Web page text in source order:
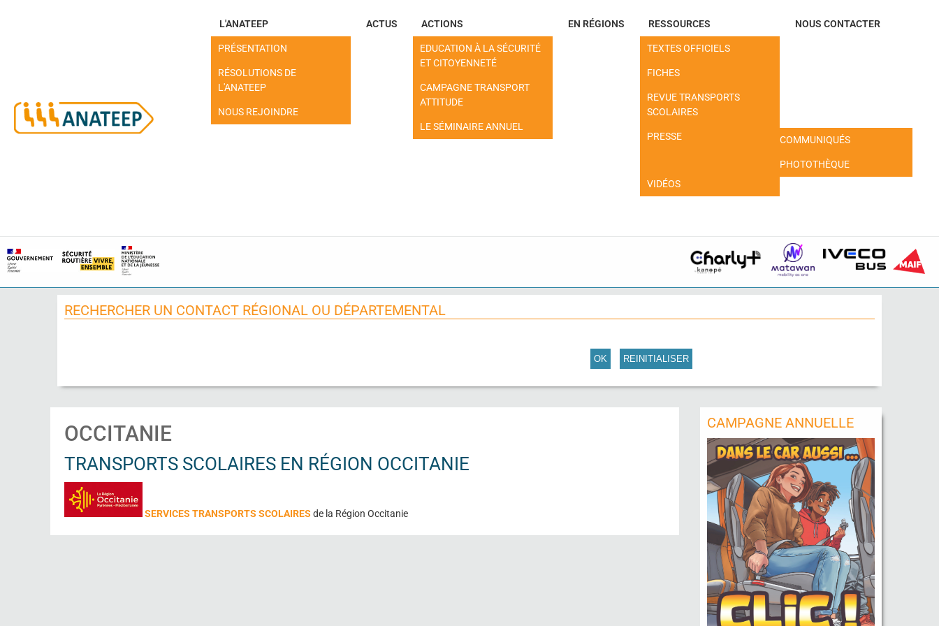
L'ANATEEP
PRÉSENTATION
RÉSOLUTIONS DE
L'ANATEEP
NOUS REJOINDRE
ACTUS ACTIONS
EDUCATION À LA SÉCURITÉ
ET CITOYENNETÉ
CAMPAGNE TRANSPORT
ATTITUDE
LE SÉMINAIRE ANNUEL
EN RÉGIONS RESSOURCES
TEXTES OFFICIELS
FICHES
REVUE TRANSPORTS
SCOLAIRES
PRESSE COMMUNIQUÉS
PHOTOTHÈQUE
VIDÉOS
NOUS CONTACTER
RECHERCHER UN CONTACT RÉGIONAL OU DÉPARTEMENTAL
OK REINITIALISER
OCCITANIE
TRANSPORTS SCOLAIRES EN RÉGION OCCITANIE
SERVICES TRANSPORTS SCOLAIRES de la Région Occitanie
CAMPAGNE ANNUELLE